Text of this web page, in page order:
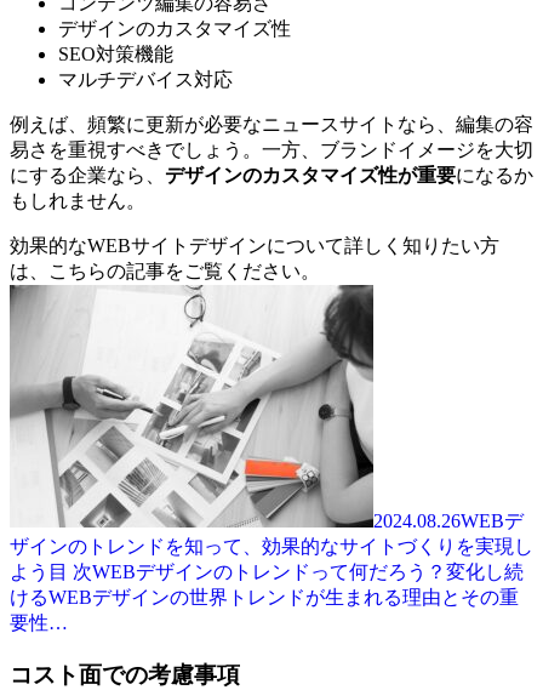
デザインのカスタマイズ性
SEO対策機能
マルチデバイス対応
例えば、頻繁に更新が必要なニュースサイトなら、編集の容
易さを重視すべきでしょう。一方、ブランドイメージを大切
にする企業なら、 デザインのカスタマイズ性が重要になるか
もしれません。
効果的なWEBサイトデザインについて詳しく知りたい方
は、こちらの記事をご覧ください。
2024.08.26WEBデ
ザインのトレンドを知って、効果的なサイトづくりを実現し
よう 目 次WEBデザインのトレンドって何だろう？変化し続
けるWEBデザインの世界トレンドが生まれる理由とその重
要性…
コスト面での考慮事項